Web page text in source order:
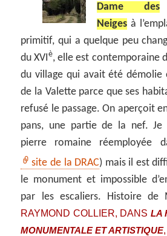
Dame des
Neiges à
primitif, qui a quelque peu
du XVIè, elle est contemporaine
du village qui avait été démolie
de la Valette parce que ses
refusé le passage. On aperçoit
pans, une partie de la nef. Je
pierre romaine réemployée
site de la DRAC) mais il est
le monument et impossible
par les escaliers. Histoire de
RAYMOND COLLIER, DANS LA
MONUMENTALE ET ARTISTIQUE,